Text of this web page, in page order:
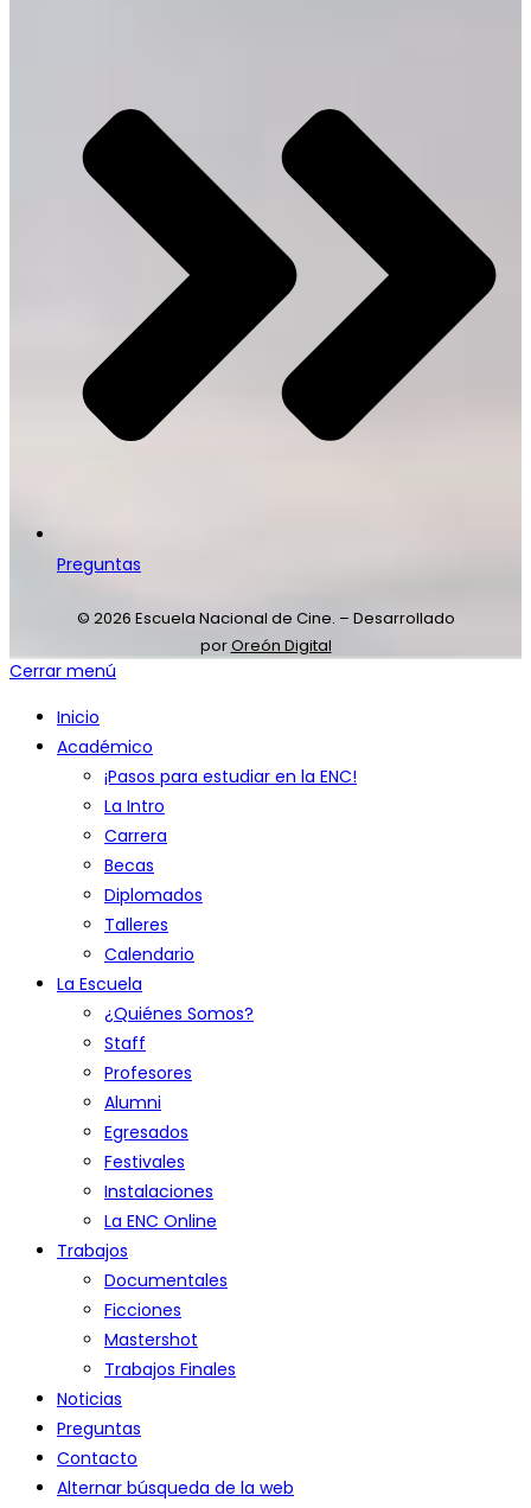
Preguntas
© 2026 Escuela Nacional de Cine. – Desarrollado
porOreón Digital
Cerrar menú
Inicio
Académico
¡Pasos para estudiar en la ENC!
La Intro
Carrera
Becas
Diplomados
Talleres
Calendario
La Escuela
¿Quiénes Somos?
Staff
Profesores
Alumni
Egresados
Festivales
Instalaciones
La ENC Online
Trabajos
Documentales
Ficciones
Mastershot
Trabajos Finales
Noticias
Preguntas
Contacto
Alternar búsqueda de la web